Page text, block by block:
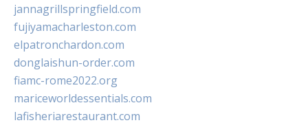
jannagrillspringfield.com
fujiyamacharleston.com
elpatronchardon.com
donglaishun-order.com
fiamc-rome2022.org
mariceworldessentials.com
lafisheriarestaurant.com